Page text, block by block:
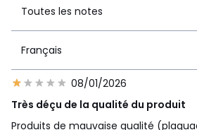
Toutes les notes
Français
08/01/2026
Très déçu de la qualité du produit
Produits de mauvaise qualité